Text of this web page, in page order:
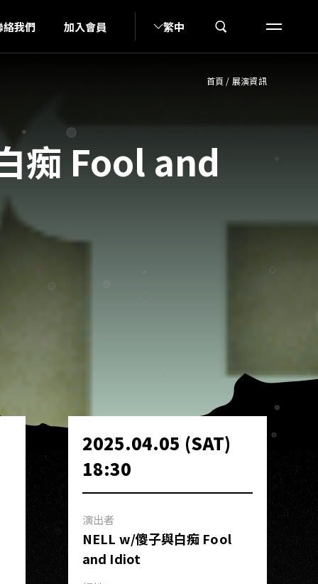
絡我們 加入會員 繁中
首頁 / 展演資訊
痴 Fool and
2025.04.05 (SAT)
18:30
演出者
NELL w/傻子與白痴 Fool
and Idiot